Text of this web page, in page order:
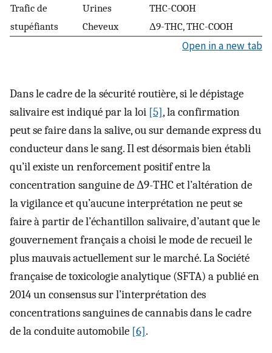
Trafic de
stupéfiants
Urines
Cheveux
THC-COOH
Δ9-THC, THC-COOH
Open in a new tab
Dans le cadre de la sécurité routière, si le dépistage
salivaire est indiqué par la loi [5], la confirmation
peut se faire dans la salive, ou sur demande express du
conducteur dans le sang. Il est désormais bien établi
qu’il existe un renforcement positif entre la
concentration sanguine de Δ9-THC et l’altération de
la vigilance et qu’aucune interprétation ne peut se
faire à partir de l’échantillon salivaire, d’autant que le
gouvernement français a choisi le mode de recueil le
plus mauvais actuellement sur le marché. La Société
française de toxicologie analytique (SFTA) a publié en
2014 un consensus sur l’interprétation des
concentrations sanguines de cannabis dans le cadre
de la conduite automobile [6].